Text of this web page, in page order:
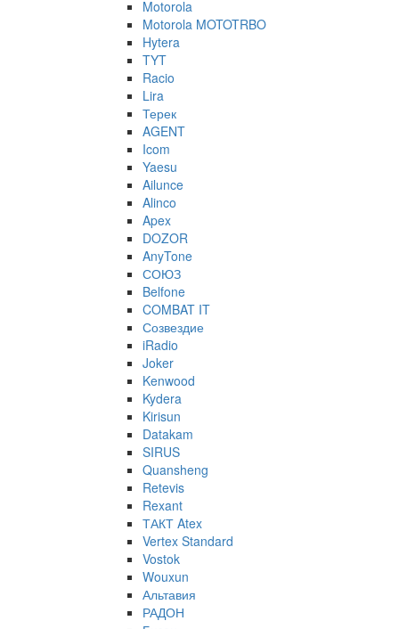
Motorola
Motorola MOTOTRBO
Hytera
TYT
Racio
Lira
Терек
AGENT
Icom
Yaesu
Ailunce
Alinco
Apex
DOZOR
AnyTone
СОЮЗ
Belfone
COMBAT IT
Созвездие
iRadio
Joker
Kenwood
Kydera
Kirisun
Datakam
SIRUS
Quansheng
Retevis
Rexant
ТАКТ Atex
Vertex Standard
Vostok
Wouxun
Альтавия
РАДОН